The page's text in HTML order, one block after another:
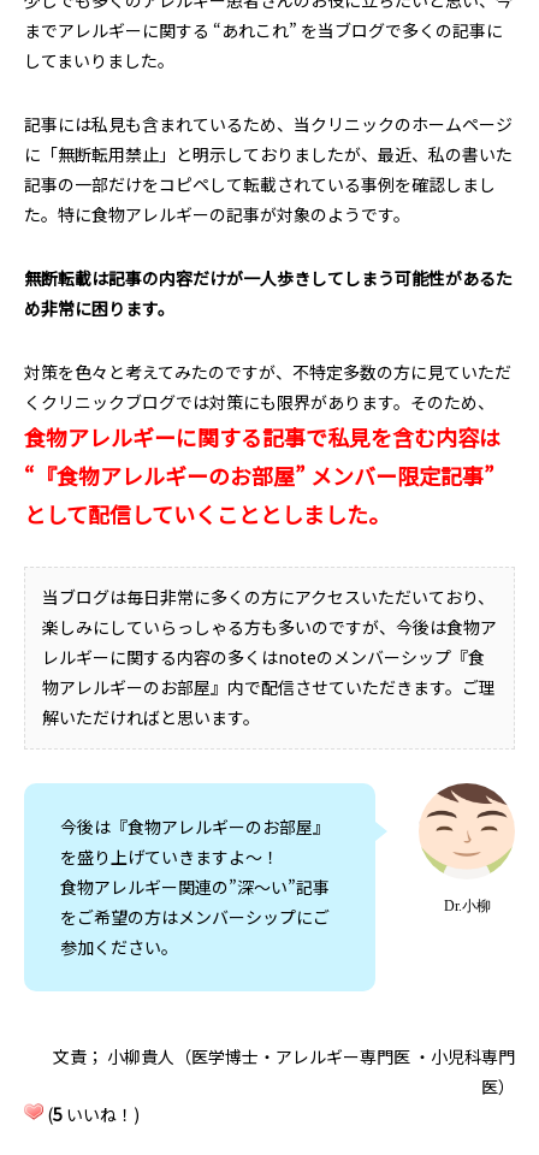
までアレルギーに関する “あれこれ” を当ブログで多くの記事に
してまいりました。
記事には私見も含まれているため、当クリニックのホームページ
に「無断転用禁止」と明示しておりましたが、最近、私の書いた
記事の一部だけをコピペして転載されている事例を確認しまし
た。特に食物アレルギーの記事が対象のようです。
無断転載は記事の内容だけが一人歩きしてしまう可能性があるた
め非常に困ります。
対策を色々と考えてみたのですが、不特定多数の方に見ていただ
くクリニックブログでは対策にも限界があります。そのため、
食物アレルギーに関する記事で私見を含む内容は
“『食物アレルギーのお部屋” メンバー限定記事”
として配信していくこととしました。
当ブログは毎日非常に多くの方にアクセスいただいており、
楽しみにしていらっしゃる方も多いのですが、今後は食物ア
レルギーに関する内容の多くはnoteのメンバーシップ『食
物アレルギーのお部屋』内で配信させていただきます。ご理
解いただければと思います。
Dr.小柳
今後は『食物アレルギーのお部屋』
を盛り上げていきますよ〜！
食物アレルギー関連の”深〜い”記事
をご希望の方はメンバーシップにご
参加ください。
文責； 小柳貴人（医学博士・アレルギー専門医 ・小児科専門
医）
(5 いいね！)